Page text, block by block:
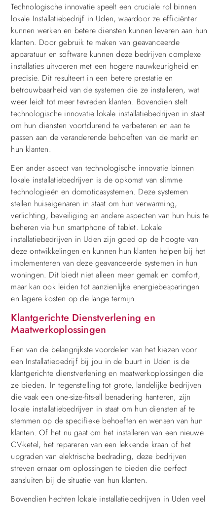
Technologische innovatie speelt een cruciale rol binnen
lokale Installatiebedrijf in Uden, waardoor ze efficiënter
kunnen werken en betere diensten kunnen leveren aan hun
klanten. Door gebruik te maken van geavanceerde
apparatuur en software kunnen deze bedrijven complexe
installaties uitvoeren met een hogere nauwkeurigheid en
precisie. Dit resulteert in een betere prestatie en
betrouwbaarheid van de systemen die ze installeren, wat
weer leidt tot meer tevreden klanten. Bovendien stelt
technologische innovatie lokale installatiebedrijven in staat
om hun diensten voortdurend te verbeteren en aan te
passen aan de veranderende behoeften van de markt en
hun klanten.
Een ander aspect van technologische innovatie binnen
lokale installatiebedrijven is de opkomst van slimme
technologieën en domoticasystemen. Deze systemen
stellen huiseigenaren in staat om hun verwarming,
verlichting, beveiliging en andere aspecten van hun huis te
beheren via hun smartphone of tablet. Lokale
installatiebedrijven in Uden zijn goed op de hoogte van
deze ontwikkelingen en kunnen hun klanten helpen bij het
implementeren van deze geavanceerde systemen in hun
woningen. Dit biedt niet alleen meer gemak en comfort,
maar kan ook leiden tot aanzienlijke energiebesparingen
en lagere kosten op de lange termijn.
Klantgerichte Dienstverlening en
Maatwerkoplossingen
Een van de belangrijkste voordelen van het kiezen voor
een Installatiebedrijf bij jou in de buurt in Uden is de
klantgerichte dienstverlening en maatwerkoplossingen die
ze bieden. In tegenstelling tot grote, landelijke bedrijven
die vaak een one-size-fits-all benadering hanteren, zijn
lokale installatiebedrijven in staat om hun diensten af te
stemmen op de specifieke behoeften en wensen van hun
klanten. Of het nu gaat om het installeren van een nieuwe
CV-ketel, het repareren van een lekkende kraan of het
upgraden van elektrische bedrading, deze bedrijven
streven ernaar om oplossingen te bieden die perfect
aansluiten bij de situatie van hun klanten.
Bovendien hechten lokale installatiebedrijven in Uden veel